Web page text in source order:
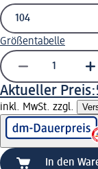
Größentabelle
Aktueller Preis:
inkl. MwSt. zzgl.
In den